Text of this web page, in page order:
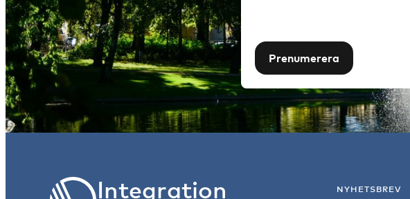
Prenumerera
Integration
NYHETSBREV